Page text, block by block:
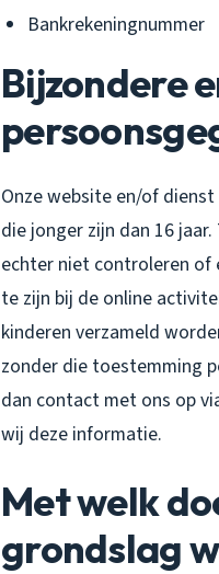
Bankrekeningnummer
Bijzondere
Onze website en/of
die jonger zijn dan 16
echter niet controleren of
te zijn bij de online
kinderen verzameld
zonder die toestemming
dan contact met ons op
wij deze informatie.
Met welk
grondslag